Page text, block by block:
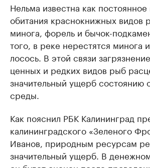
Нельма известна как
обитания краснокнижных видов
минога, форель и бычок-
того, в реке нерестятся минога
лосось. В этой связи
ценных и редких видов рыб
значительный ущерб
среды.
Как пояснил РБК Калининград
калининградского «Зеленого
Иванов, природным ресурсам
значительный ущерб. В